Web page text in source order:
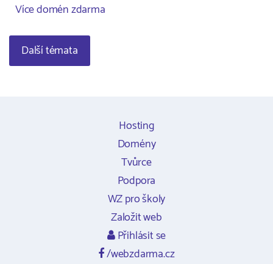
Více domén zdarma
Další témata
Hosting
Domény
Tvůrce
Podpora
WZ pro školy
Založit web
Přihlásit se
/webzdarma.cz